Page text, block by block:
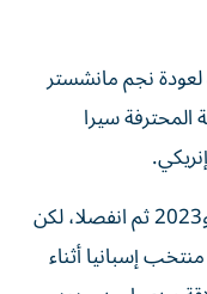
نجم مانشستر
المحترفة سيرا
وارتبط توريس بسيرا عامين بين 2021 و2023 ثم انفصلا، لكن
إسبانيا أثناء